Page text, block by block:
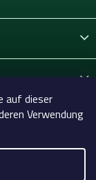
auf dieser
Verwendung